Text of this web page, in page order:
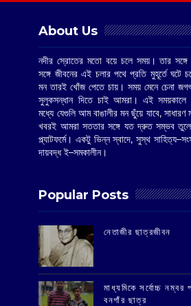
About Us
নদীর স্রোতের মতো বয়ে চলে সময়। তার
সঙ্গে জীবনের এই চলার পথে প্রতি মুহূর্তে ঘটে
মন তারই খোঁজ পেতে চায়। সময় মেনে চেনা
সুলুকসন্ধান দিতে চাই আমরা। এই সময়কালে
মধ্যে যেগুলি আম বাঙালীর মন ছুঁয়ে যাবে, সাধারণ
খবরই আমরা সততার সঙ্গে যত দ্রুত সম্ভব
প্ল্যাটফর্মে। একটু ভিন্ন স্বাদে, সুস্থ
দায়বদ্ধ ই–সমকালীন।
Popular Posts
‌নেতাজীর ছাত্রজীবন
মাধ্যমিকে সর্বোচ্চ নম্বর
বনগাঁর ছাত্র